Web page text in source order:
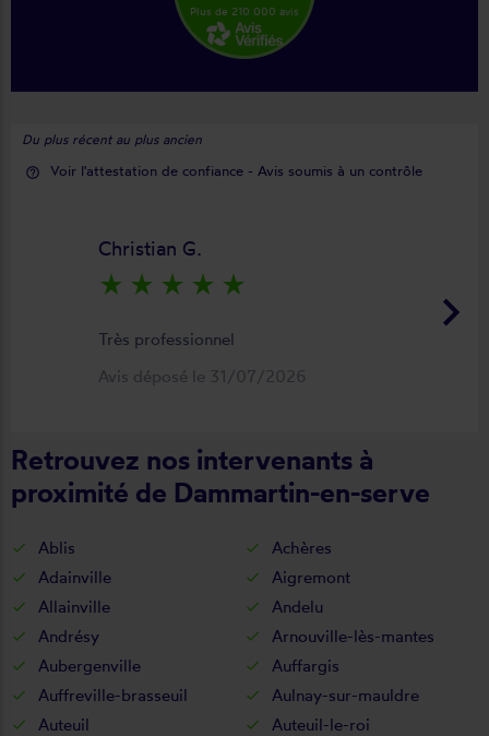
Plus de 210 000 avis
Du plus récent au plus ancien
help_outline Voir l'attestation de confiance - Avis soumis à un contrôle
keyboard_arrow_right
Christian G.
star_rate star_rate star_rate star_rate star_rate
Très professionnel
Avis déposé le 31/07/2026
Retrouvez nos intervenants à
proximité de Dammartin-en-serve
Ablis
Achères
Adainville
Aigremont
Allainville
Andelu
Andrésy
Arnouville-lès-mantes
Aubergenville
Auffargis
Auffreville-brasseuil
Aulnay-sur-mauldre
Auteuil
Auteuil-le-roi